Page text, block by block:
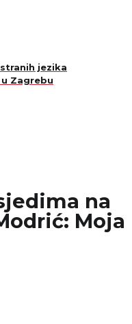
jezika
Zagrebu
na
Moja